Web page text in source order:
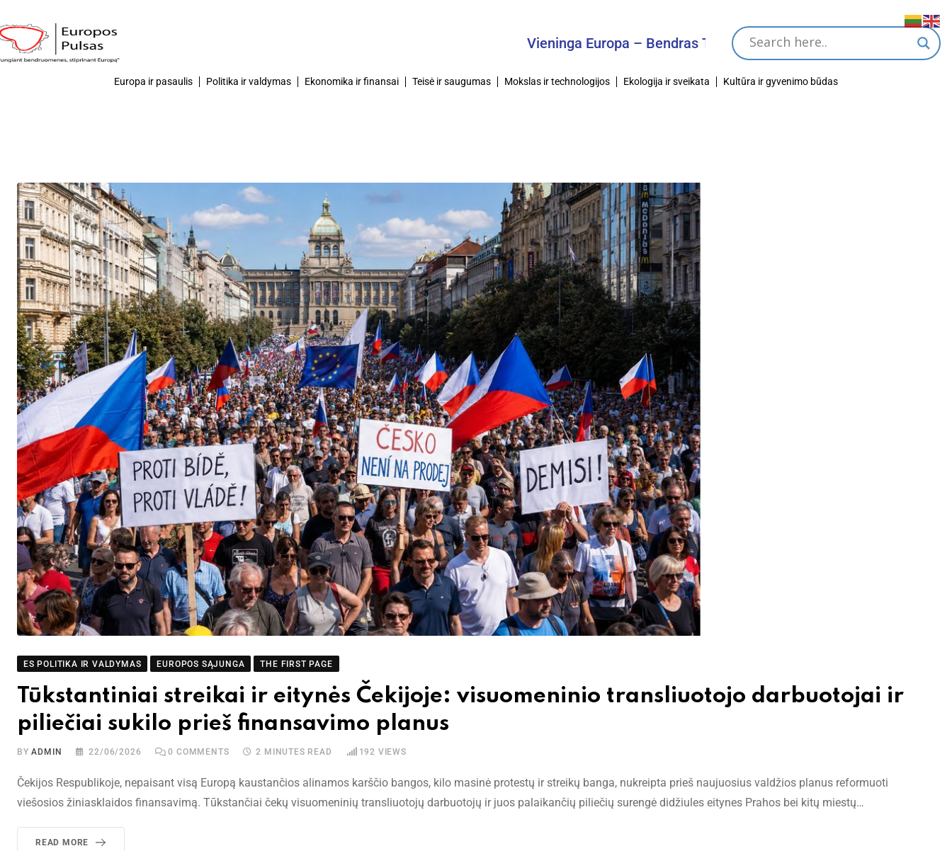
Vieninga Europa – Bendras Tikslas
Europa ir pasaulis Politika ir valdymas Ekonomika ir finansai Teisė ir saugumas Mokslas ir technologijos Ekologija ir sveikata Kultūra ir gyvenimo būdas
ES POLITIKA IR VALDYMAS EUROPOS SĄJUNGA THE FIRST PAGE
Tūkstantiniai streikai ir eitynės Čekijoje: visuomeninio transliuotojo darbuotojai ir
piliečiai sukilo prieš finansavimo planus
BYADMIN 22/06/2026 0 COMMENTS 2 MINUTES READ 192 VIEWS
Čekijos Respublikoje, nepaisant visą Europą kaustančios alinamos karščio bangos, kilo masinė protestų ir streikų banga, nukreipta prieš naujuosius valdžios planus reformuoti
viešosios žiniasklaidos finansavimą. Tūkstančiai čekų visuomeninių transliuotojų darbuotojų ir juos palaikančių piliečių surengė didžiules eitynes Prahos bei kitų miestų…
READ MORE